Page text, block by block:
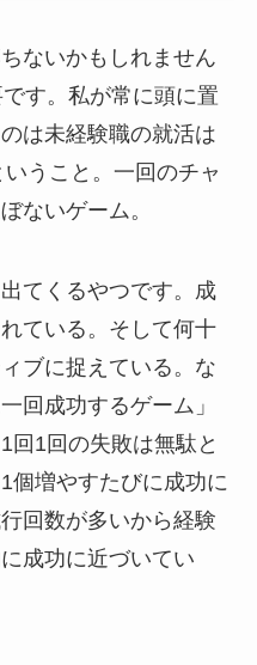
ないかもしれません
す。私が常に頭に置
は未経験職の就活は
いうこと。一回のチャ
ないゲーム。
てくるやつです。成
ている。そして何十
ブに捉えている。な
回成功するゲーム」
回1回の失敗は無駄と
個増やすたびに成功に
回数が多いから経験
成功に近づいてい